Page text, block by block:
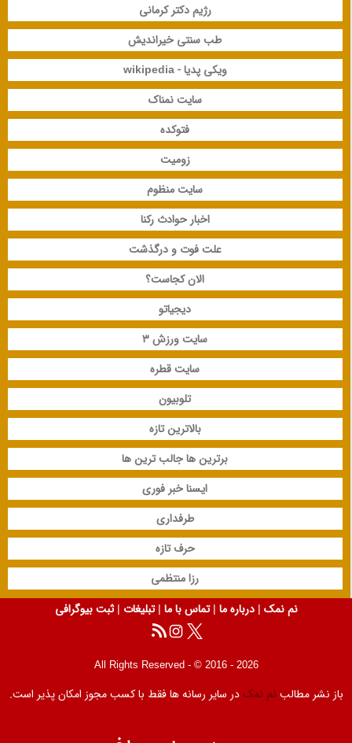
رژیم دکتر کرمانی
طب سنتی خیراندیش
ویکی پدیا - wikipedia
سایت نمناک
فتوکده
زومیت
سایت منظوم
اخبار حوادث رکنا
علت فوت و درگذشت
الان کجاست؟
دیجیاتو
سایت ورزش 3
سایت قطره
تلوبیون
بالاترین تازه
برترین ها جالب ترین ها
ایسنا خبر فوری
طرفداری
حرف تازه
رزا منتظمی
نم نمک | درباره ما | تماس با ما | تبلیغات | ثبت بیوگرافی
All Rights Reserved - © 2016 - 2026
باز نشر مطالبنم نمکدر سایر رسانه ها فقط با کسب مجوز امکان پذیر است.